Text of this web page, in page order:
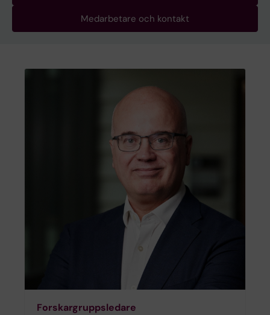
Medarbetare och kontakt
Forskargruppsledare